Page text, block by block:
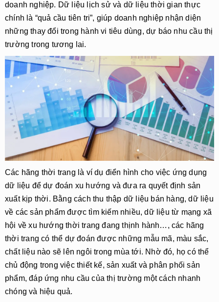
doanh nghiệp. Dữ liệu lịch sử và dữ liệu thời gian thực
chính là “quả cầu tiên tri”, giúp doanh nghiệp nhận diện
những thay đổi trong hành vi tiêu dùng, dự báo nhu cầu thị
trường trong tương lai.
Các hãng thời trang là ví dụ điển hình cho việc ứng dụng
dữ liệu để dự đoán xu hướng và đưa ra quyết định sản
xuất kịp thời. Bằng cách thu thập dữ liệu bán hàng, dữ liệu
về các sản phẩm được tìm kiếm nhiều, dữ liệu từ mạng xã
hội về xu hướng thời trang đang thịnh hành…, các hãng
thời trang có thể dự đoán được những mẫu mã, màu sắc,
chất liệu nào sẽ lên ngôi trong mùa tới. Nhờ đó, họ có thể
chủ động trong việc thiết kế, sản xuất và phân phối sản
phẩm, đáp ứng nhu cầu của thị trường một cách nhanh
chóng và hiệu quả.